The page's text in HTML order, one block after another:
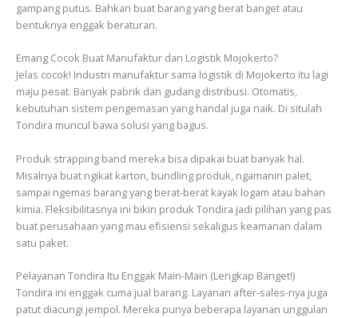
gampang putus. Bahkan buat barang yang berat banget atau
bentuknya enggak beraturan.
Emang Cocok Buat Manufaktur dan Logistik Mojokerto?
Jelas cocok! Industri manufaktur sama logistik di Mojokerto itu lagi
maju pesat. Banyak pabrik dan gudang distribusi. Otomatis,
kebutuhan sistem pengemasan yang handal juga naik. Di situlah
Tondira muncul bawa solusi yang bagus.
Produk strapping band mereka bisa dipakai buat banyak hal.
Misalnya buat ngikat karton, bundling produk, ngamanin palet,
sampai ngemas barang yang berat-berat kayak logam atau bahan
kimia. Fleksibilitasnya ini bikin produk Tondira jadi pilihan yang pas
buat perusahaan yang mau efisiensi sekaligus keamanan dalam
satu paket.
Pelayanan Tondira Itu Enggak Main-Main (Lengkap Banget!)
Tondira ini enggak cuma jual barang. Layanan after-sales-nya juga
patut diacungi jempol. Mereka punya beberapa layanan unggulan